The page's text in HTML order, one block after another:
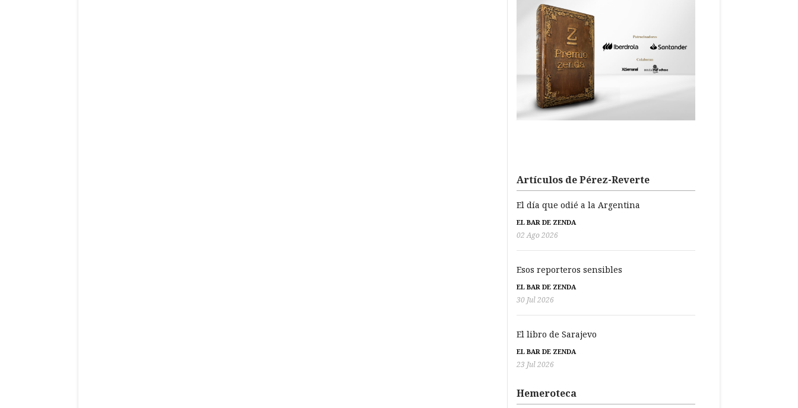
Artículos de Pérez-Reverte
El día que odié a la Argentina
EL BAR DE ZENDA
02 Ago 2026
Esos reporteros sensibles
EL BAR DE ZENDA
30 Jul 2026
El libro de Sarajevo
EL BAR DE ZENDA
23 Jul 2026
Hemeroteca